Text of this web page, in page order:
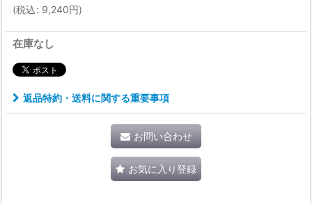
(税込: 9,240円)
在庫なし
返品特約・送料に関する重要事項
お問い合わせ
お気に入り登録